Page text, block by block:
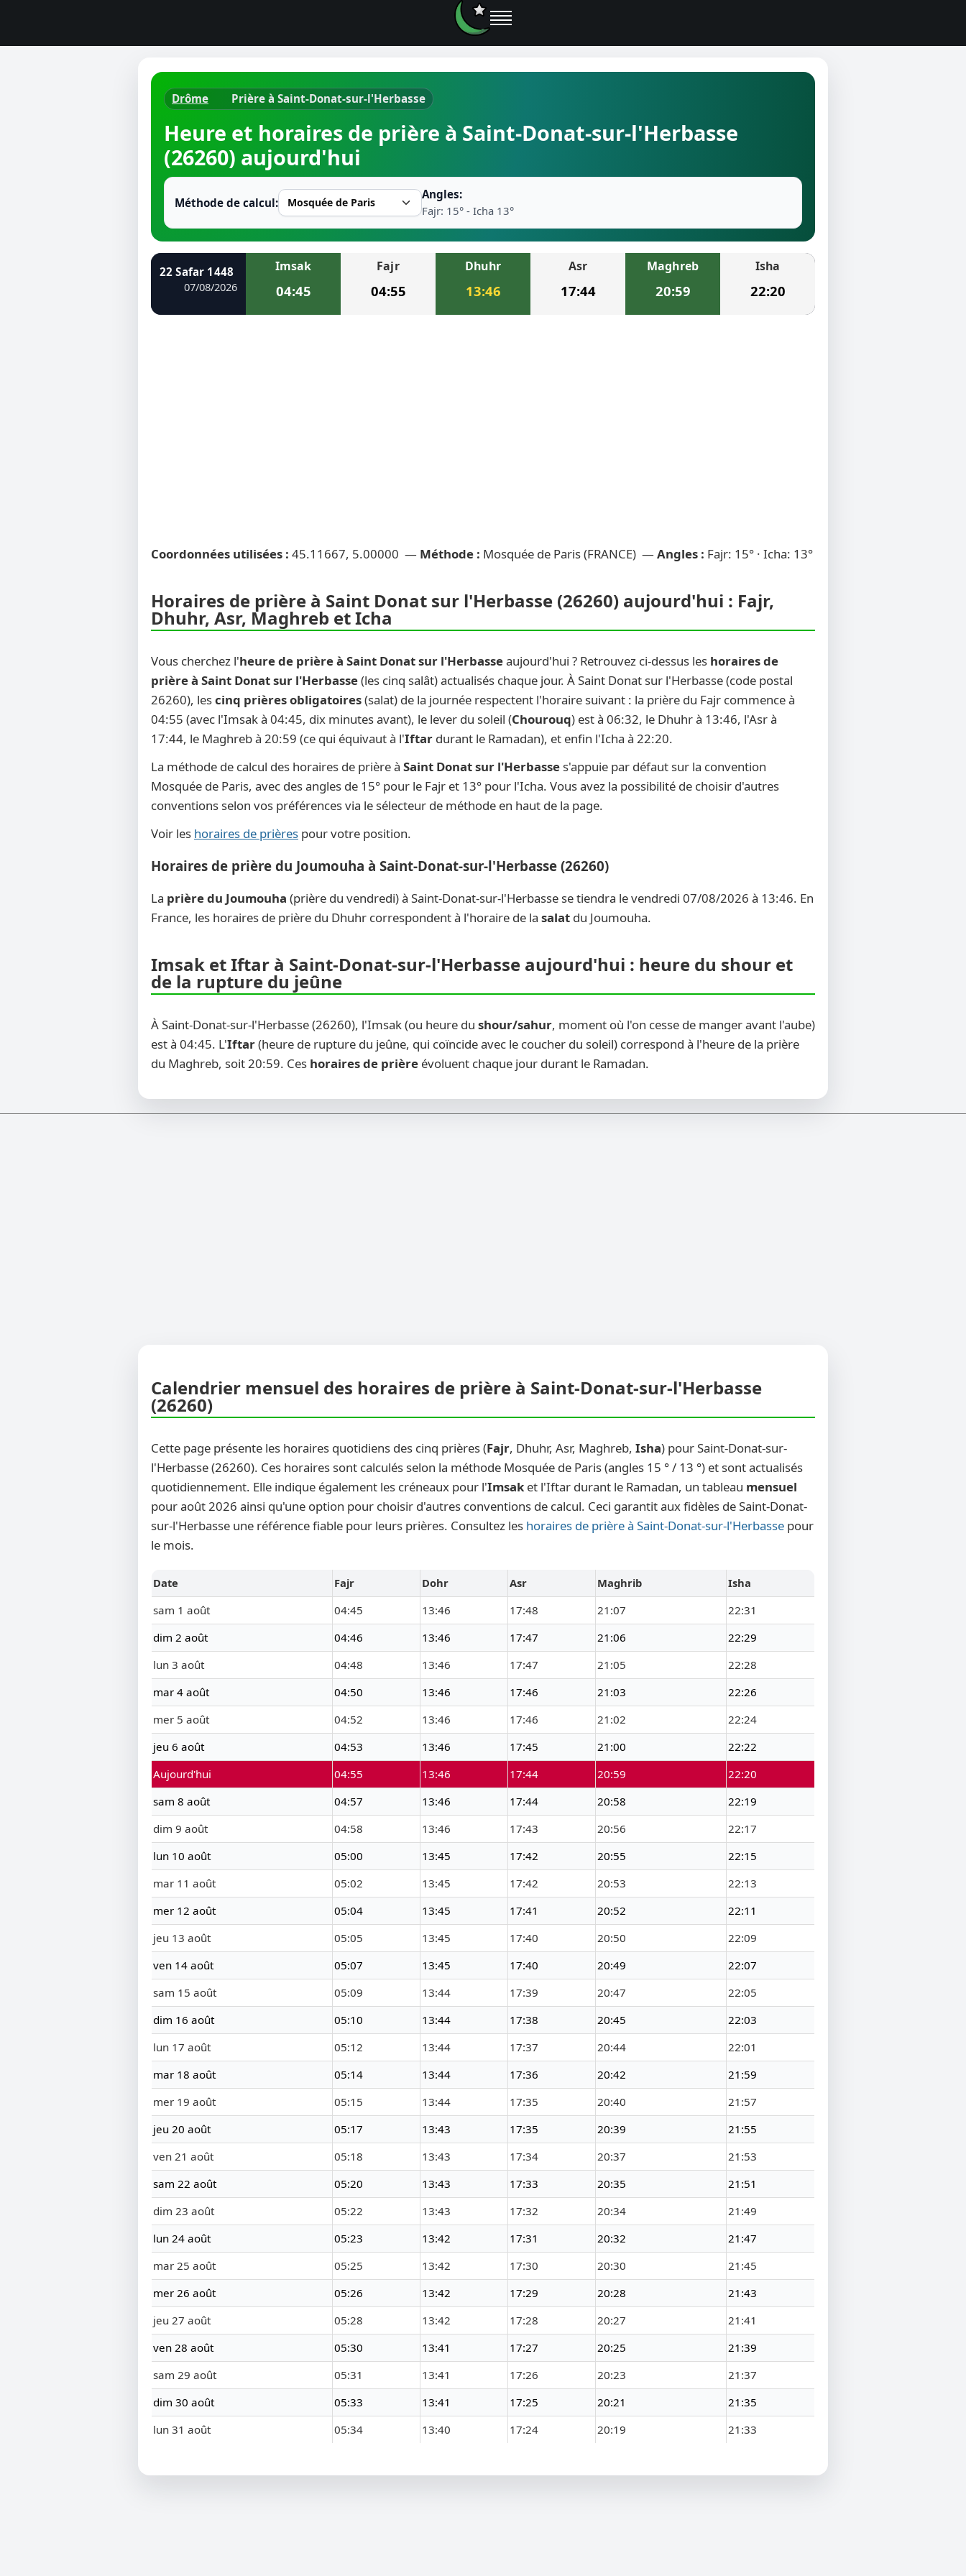
Horaires de prières
Heure de prière près de moi
Ramadan 2026
Calendrier musulman
Comment faire la prière
Drôme Prière à Saint-Donat-sur-l'Herbasse
Heure et horaires de prière à Saint-Donat-sur-l'Herbasse
(26260) aujourd'hui
Méthode de calcul:
Angles:
Fajr: 15° - Icha 13°
22 Safar 1448
07/08/2026
Imsak
04:45
Fajr
04:55
Dhuhr
13:46
Asr
17:44
Maghreb
20:59
Isha
22:20
Coordonnées utilisées : 45.11667, 5.00000 — Méthode : Mosquée de Paris (FRANCE) — Angles : Fajr: 15° · Icha: 13°
Horaires de prière à Saint Donat sur l'Herbasse (26260) aujourd'hui : Fajr,
Dhuhr, Asr, Maghreb et Icha
Vous cherchez l'heure de prière à Saint Donat sur l'Herbasseaujourd'hui ? Retrouvez ci-dessus les horaires de
prière à Saint Donat sur l'Herbasse(les cinq salât) actualisés chaque jour. À Saint Donat sur l'Herbasse (code postal
26260), lescinq prières obligatoires(salat) de la journée respectent l'horaire suivant : la prière du Fajr commence à
04:55 (avec l'Imsak à 04:45, dix minutes avant), le lever du soleil (Chourouq) est à 06:32, le Dhuhr à 13:46, l'Asr à
17:44, le Maghreb à 20:59 (ce qui équivaut à l'Iftar durant le Ramadan), et enfin l'Icha à 22:20.
La méthode de calcul des horaires de prière à Saint Donat sur l'Herbasse s'appuie par défaut sur la convention
Mosquée de Paris, avec des angles de 15° pour le Fajr et 13° pour l'Icha. Vous avez la possibilité de choisir d'autres
conventions selon vos préférences via le sélecteur de méthode en haut de la page.
Voir les horaires de prières pour votre position.
Horaires de prière du Joumouha à Saint-Donat-sur-l'Herbasse (26260)
La prière du Joumouha (prière du vendredi) à Saint-Donat-sur-l'Herbasse se tiendra le vendredi 07/08/2026 à 13:46. En
France, les horaires de prière du Dhuhr correspondent à l'horaire de la salat du Joumouha.
Imsak et Iftar à Saint-Donat-sur-l'Herbasse aujourd'hui : heure du shour et
de la rupture du jeûne
À Saint-Donat-sur-l'Herbasse (26260), l'Imsak (ou heure du shour/sahur, moment où l'on cesse de manger avant l'aube)
est à 04:45. L'Iftar(heure de rupture du jeûne, qui coïncide avec le coucher du soleil) correspond à l'heure de la prière
du Maghreb, soit 20:59. Ces horaires de prière évoluent chaque jour durant le Ramadan.
Calendrier mensuel des horaires de prière à Saint-Donat-sur-l'Herbasse
(26260)
Cette page présente les horaires quotidiens des cinq prières (Fajr, Dhuhr, Asr, Maghreb, Isha) pour Saint-Donat-sur-
l'Herbasse (26260). Ces horaires sont calculés selon la méthode Mosquée de Paris (angles 15 ° / 13 °) et sont actualisés
quotidiennement. Elle indique également les créneaux pour l'Imsak et l'Iftar durant le Ramadan, un tableau mensuel
pour août 2026 ainsi qu'une option pour choisir d'autres conventions de calcul. Ceci garantit aux fidèles de Saint-Donat-
sur-l'Herbasse une référence fiable pour leurs prières. Consultez les horaires de prière à Saint-Donat-sur-l'Herbasse pour
le mois.
Date Fajr Dohr Asr Maghrib
Isha
sam 1 août
04:45 13:46 17:48 21:07
22:31
dim 2 août
04:46 13:46 17:47 21:06
22:29
lun 3 août
04:48 13:46 17:47 21:05
22:28
mar 4 août
04:50 13:46 17:46 21:03
22:26
mer 5 août
04:52 13:46 17:46 21:02
22:24
jeu 6 août
04:53 13:46 17:45 21:00
22:22
Aujourd'hui
04:55 13:46 17:44 20:59
22:20
sam 8 août
04:57 13:46 17:44 20:58
22:19
dim 9 août
04:58 13:46 17:43 20:56
22:17
lun 10 août
05:00 13:45 17:42 20:55
22:15
mar 11 août
05:02 13:45 17:42 20:53
22:13
mer 12 août
05:04 13:45 17:41 20:52
22:11
jeu 13 août
05:05 13:45 17:40 20:50
22:09
ven 14 août
05:07 13:45 17:40 20:49
22:07
sam 15 août
05:09 13:44 17:39 20:47
22:05
dim 16 août
05:10 13:44 17:38 20:45
22:03
lun 17 août
05:12 13:44 17:37 20:44
22:01
mar 18 août
05:14 13:44 17:36 20:42
21:59
mer 19 août
05:15 13:44 17:35 20:40
21:57
jeu 20 août
05:17 13:43 17:35 20:39
21:55
ven 21 août
05:18 13:43 17:34 20:37
21:53
sam 22 août
05:20 13:43 17:33 20:35
21:51
dim 23 août
05:22 13:43 17:32 20:34
21:49
lun 24 août
05:23 13:42 17:31 20:32
21:47
mar 25 août
05:25 13:42 17:30 20:30
21:45
mer 26 août
05:26 13:42 17:29 20:28
21:43
jeu 27 août
05:28 13:42 17:28 20:27
21:41
ven 28 août
05:30 13:41 17:27 20:25
21:39
sam 29 août
05:31 13:41 17:26 20:23
21:37
dim 30 août
05:33 13:41 17:25 20:21
21:35
lun 31 août
05:34 13:40 17:24 20:19 21:33